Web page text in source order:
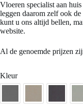
was:
€52,95.
is:
€49,95.
Vloeren specialist aan
leggen daarom zelf ook
kunt u ons altijd bellen,
website.
Al de genoemde prijzen
Kleur